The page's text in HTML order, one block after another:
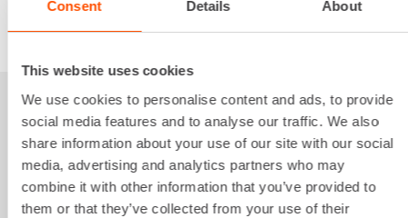
Consent Details About
This website uses cookies
We use cookies to personalise content and ads, to provide
social media features and to analyse our traffic. We also
share information about your use of our site with our social
media, advertising and analytics partners who may
combine it with other information that you’ve provided to
them or that they’ve collected from your use of their
Sinua saattaisi
kiinnostaa myös